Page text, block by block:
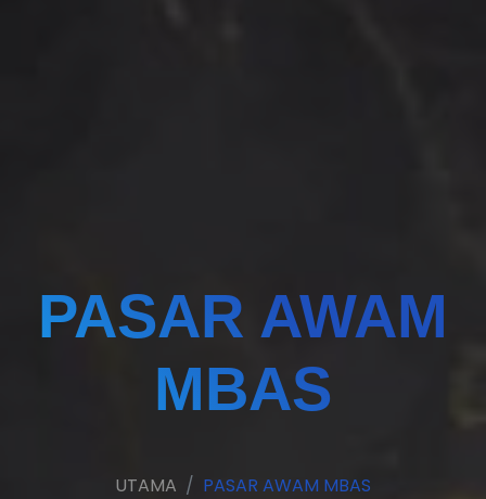
PASAR AWAM
MBAS
UTAMA PASAR AWAM MBAS